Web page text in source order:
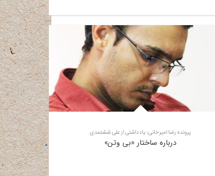
پرونده رضا امیرخانی: یادداشتی از علی ششتمدی
درباره ساختار «بی وتن»